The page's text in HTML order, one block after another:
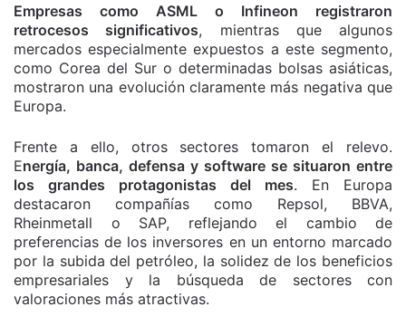
Empresas como ASML o Infineon registraron
retrocesos significativos, mientras que algunos
mercados especialmente expuestos a este segmento,
como Corea del Sur o determinadas bolsas asiáticas,
mostraron una evolución claramente más negativa que
Europa.
Frente a ello, otros sectores tomaron el relevo.
Energía, banca, defensa y software se situaron entre
los grandes protagonistas del mes. En Europa
destacaron compañías como Repsol, BBVA,
Rheinmetall o SAP, reflejando el cambio de
preferencias de los inversores en un entorno marcado
por la subida del petróleo, la solidez de los beneficios
empresariales y la búsqueda de sectores con
valoraciones más atractivas.